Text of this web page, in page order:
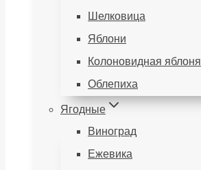
Шелковица
Яблони
Колоновидная яблоня
Облепиха
Ягодные
Виноград
Ежевика